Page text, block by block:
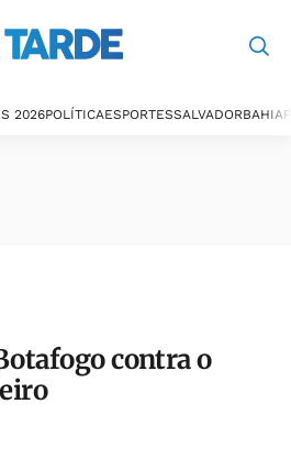
2026POLÍTICAESPORTESSALVADORBAHIA
contra o